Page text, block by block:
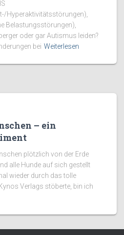
Hyperaktivitätsstörungen),
Belastungsstörungen),
oder gar Autismus leiden?
bei Weiterlesen
– ein
plötzlich von der Erde
alle Hunde auf sich gestellt
wieder durch das tolle
Verlags stöberte, bin ich